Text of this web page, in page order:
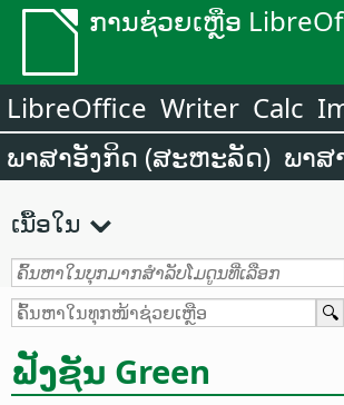
ການຊ່ວຍເຫຼືອ
LibreOffice Writer Calc
ພາສາອັງກິດ (ສະຫະລັດ) ພາສ
ເນື້ອໃນ
ຟັງຊັນ Green